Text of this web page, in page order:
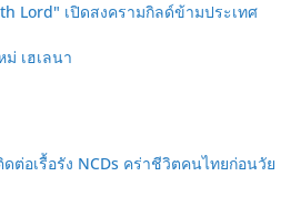
Lord" เปิดสงครามกิลด์ข้ามประเทศ
ม่ เฮเลนา
ต่อเรื้อรัง NCDs คร่าชีวิตคนไทยก่อนวัย